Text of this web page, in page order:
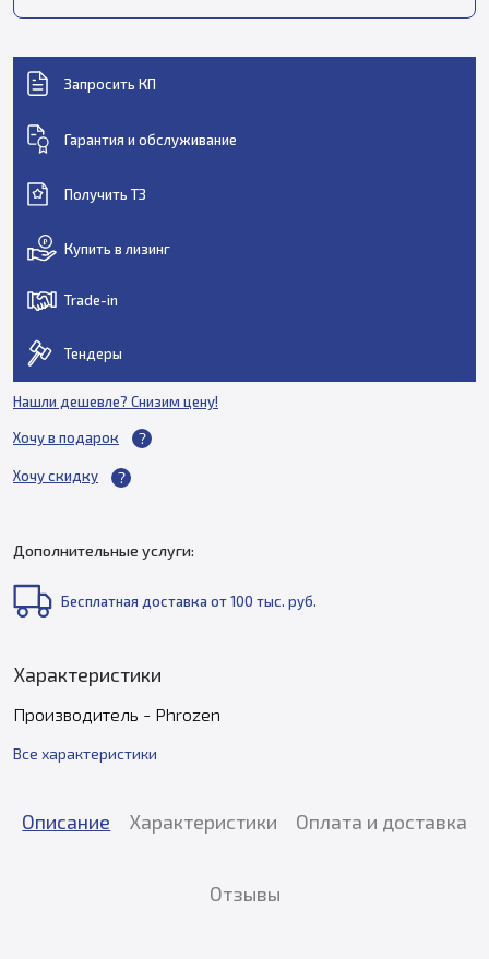
Запросить КП
Гарантия и обслуживание
Получить ТЗ
Купить в лизинг
Trade-in
Тендеры
Нашли дешевле? Снизим цену!
Хочу в подарок
Хочу скидку
Дополнительные услуги:
Бесплатная доставка от 100 тыс. руб.
Характеристики
Производитель - Phrozen
Все характеристики
Описание Характеристики Оплата и доставка
Отзывы